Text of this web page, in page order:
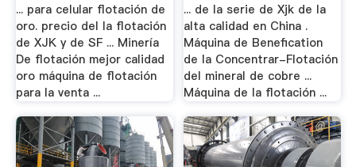
... para celular flotación de
oro. precio del la flotación
de XJK y de SF ... Minería
De flotación mejor calidad
oro máquina de flotación
para la venta ...
... de la serie de Xjk de la
alta calidad en China .
Máquina de Benefication
de la Concentrar-Flotación
del mineral de cobre ...
Máquina de la flotación ...